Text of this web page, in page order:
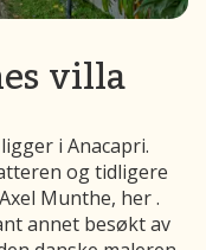
villa
i Anacapri.
og tidligere
Munthe, her.
annet besøkt av